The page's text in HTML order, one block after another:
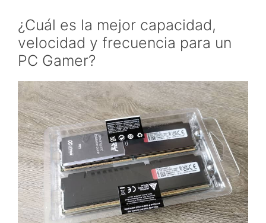
¿Cuál es la mejor capacidad,
velocidad y frecuencia para un
PC Gamer?